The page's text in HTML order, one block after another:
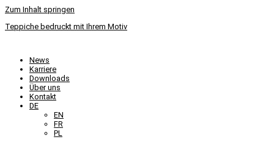
Zum Inhalt springen
Teppiche bedruckt mit Ihrem Motiv
News
Karriere
Downloads
Über uns
Kontakt
DE
EN
FR
PL